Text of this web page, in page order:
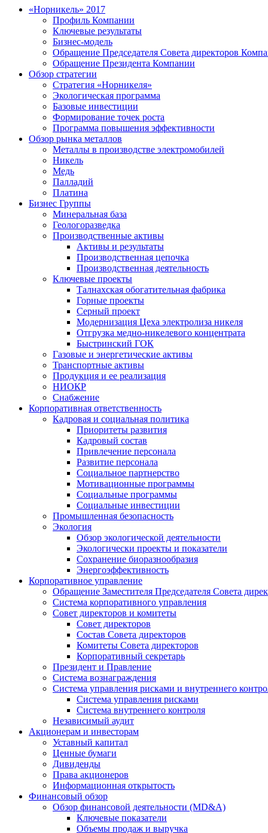
«Норникель» 2017
Профиль Компании
Ключевые результаты
Бизнес-модель
Обращение Председателя Совета директоров
Обращение Президента Компании
Обзор стратегии
Стратегия «Норникеля»
Экологическая программа
Базовые инвестиции
Формирование точек роста
Программа повышения эффективности
Обзор рынка металлов
Металлы в производстве электромобилей
Никель
Медь
Палладий
Платина
Бизнес Группы
Минеральная база
Геологоразведка
Производственные активы
Активы и результаты
Производственная цепочка
Производственная деятельность
Ключевые проекты
Талнахская обогатительная фабрика
Горные проекты
Серный проект
Модернизация Цеха электролиза никеля
Отгрузка медно-никелевого концентрата
Быстринский ГОК
Газовые и энергетические активы
Транспортные активы
Продукция и ее реализация
НИОКР
Снабжение
Корпоративная ответственность
Кадровая и социальная политика
Приоритеты развития
Кадровый состав
Привлечение персонала
Развитие персонала
Социальное партнерство
Мотивационные программы
Социальные программы
Социальные инвестиции
Промышленная безопасность
Экология
Обзор экологической деятельности
Экологически проекты и показатели
Сохранение биоразнообразия
Энергоэффективность
Корпоративное управление
Обращение Заместителя Председателя Совета
Система корпоративного управления
Совет директоров и комитеты
Совет директоров
Состав Совета директоров
Комитеты Совета директоров
Корпоративный секретарь
Президент и Правление
Система вознаграждения
Система управления рисками и внутреннего
Система управления рисками
Система внутреннего контроля
Независимый аудит
Акционерам и инвесторам
Уставный капитал
Ценные бумаги
Дивиденды
Права акционеров
Информационная открытость
Финансовый обзор
Обзор финансовой деятельности (MD&A)
Ключевые показатели
Объемы продаж и выручка